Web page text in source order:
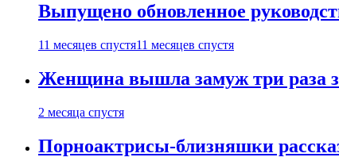
Выпущено обновленное
11 месяцев спустя11 месяцев спустя
Женщина вышла замуж три раза
2 месяца спустя
Порноактрисы-близняшки